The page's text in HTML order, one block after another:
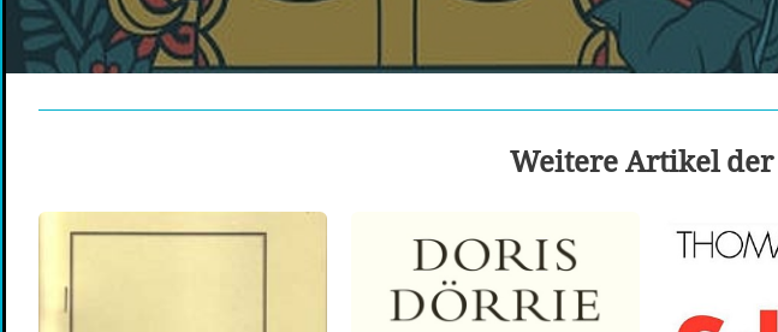
Weitere Artikel